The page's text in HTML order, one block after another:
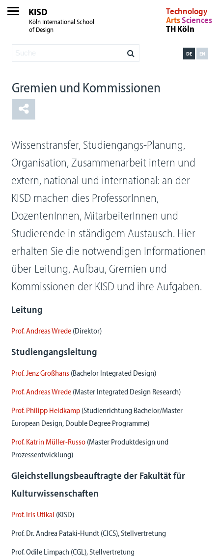
KISD
Köln International School
of Design
Technology
ArtsSciences
TH Köln
EN
DE
Gremien und Kommissionen
Wissenstransfer, Studiengangs-Planung,
Organisation, Zusammenarbeit intern und
extern, national und international: an der
KISD machen dies ProfessorInnen,
DozentenInnen, MitarbeiterInnen und
Studierende in ständigem Austausch. Hier
erhalten Sie die notwendigen Informationen
über Leitung, Aufbau, Gremien und
Kommissionen der KISD und ihre Aufgaben.
Leitung
Prof. Andreas Wrede(Direktor)
Studiengangsleitung
Prof. Jenz Großhans(Bachelor Integrated Design)
Prof. Andreas Wrede(Master Integrated Design Research)
Prof. Philipp Heidkamp(Studienrichtung Bachelor/Master
European Design, Double Degree Programme)
Prof. Katrin Müller-Russo(Master Produktdesign und
Prozessentwicklung)
Gleichstellungsbeauftragte der Fakultät für
Kulturwissenschaften
Prof. Iris Utikal (KISD)
Prof. Dr. Andrea Pataki-Hundt (CICS), Stellvertretung
Prof. Odile Limpach (CGL), Stellvertretung